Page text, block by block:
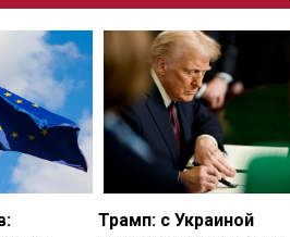
Трамп: с Украиной